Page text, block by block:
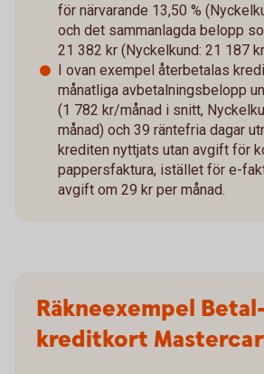
för närvarande 13,50 %
och det sammanlagda belopp
21 382 kr (Nyckelkund: 21 187
I ovan exempel återbetalas
månatliga avbetalningsbelopp
(1 782 kr/månad i snitt,
månad) och 39 räntefria dagar
krediten nyttjats utan avgift för
pappersfaktura, istället för e-
avgift om 29 kr per månad.
Räkneexempel
kreditkort